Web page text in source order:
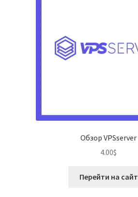
Обзор VPSserver
4.00$
Перейти на сайт